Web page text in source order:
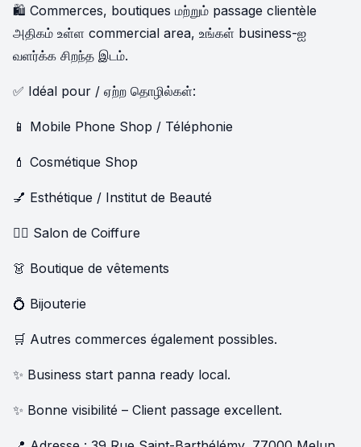
🛍️ Commerces, boutiques மற்றும் passage clientèle
அதிகம் உள்ள commercial area, உங்கள் business-ஐ
வளர்க்க சிறந்த இடம்.
✅ Idéal pour / ஏற்ற தொழில்கள்:
📱 Mobile Phone Shop / Téléphonie
💄 Cosmétique Shop
💅 Esthétique / Institut de Beauté
💇‍♀️ Salon de Coiffure
👗 Boutique de vêtements
💍 Bijouterie
🛒 Autres commerces également possibles.
✨ Business start panna ready local.
✨ Bonne visibilité – Client passage excellent.